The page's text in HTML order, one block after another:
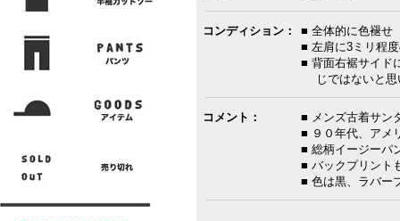
コンディション：
■ 全体的に色褪せ
■ 左肩に3ミリ程
■ 背面右裾サイド
じではないと思
コメント：
■ メンズ古着サン
■ ９０年代、アメ
■ 総柄イージーパ
■ バックプリント
■ 色は黒、ラバー